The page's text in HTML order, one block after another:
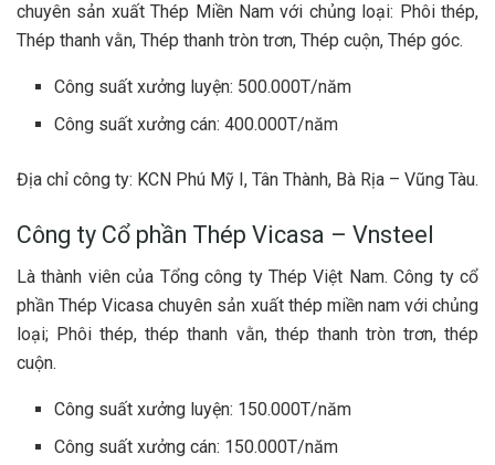
chuyên sản xuất Thép Miền Nam với chủng loại: Phôi thép,
Thép thanh vằn, Thép thanh tròn trơn, Thép cuộn, Thép góc.
Công suất xưởng luyện: 500.000T/năm
Công suất xưởng cán: 400.000T/năm
Địa chỉ công ty: KCN Phú Mỹ I, Tân Thành, Bà Rịa – Vũng Tàu.
Công ty Cổ phần Thép Vicasa – Vnsteel
Là thành viên của Tổng công ty Thép Việt Nam. Công ty cổ
phần Thép Vicasa chuyên sản xuất thép miền nam với chủng
loại; Phôi thép, thép thanh vằn, thép thanh tròn trơn, thép
cuộn.
Công suất xưởng luyện: 150.000T/năm
Công suất xưởng cán: 150.000T/năm